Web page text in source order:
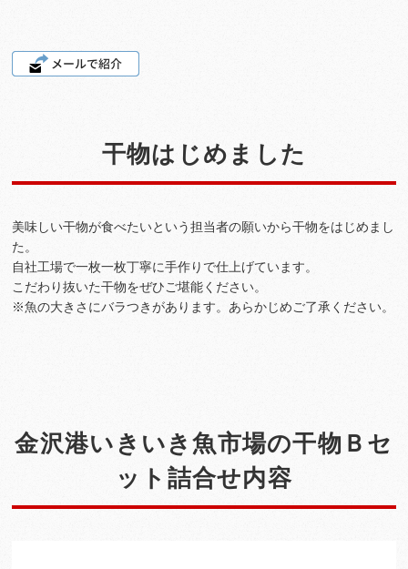
干物はじめました
美味しい干物が食べたいという担当者の願いから干物をはじめまし
た。
自社工場で一枚一枚丁寧に手作りで仕上げています。
こだわり抜いた干物をぜひご堪能ください。
※魚の大きさにバラつきがあります。あらかじめご了承ください。
金沢港いきいき魚市場の干物Ｂセ
ット詰合せ内容